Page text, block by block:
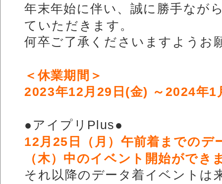
年末年始に伴い、誠に勝手なが
ていただきます。
何卒ご了承くださいますようお
＜休業期間＞
2023年12月29日(金) ～2024年1
●アイプリPlus●
12月25日（月）午前着までのデ
（木）中のイベント開始ができ
それ以降のデータ着イベントは